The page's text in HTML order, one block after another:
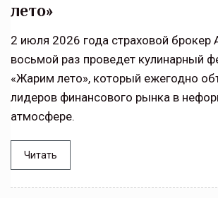
лето»
2 июля 2026 года страховой брокер
восьмой раз проведет кулинарный
«Жарим лето», который ежегодно
лидеров финансового рынка в
атмосфере.
Читать